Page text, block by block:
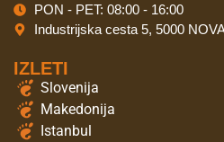
PON - PET: 08:00 - 16:00
Industrijska cesta 5, 5000
IZLETI
Slovenija
Makedonija
Istanbul